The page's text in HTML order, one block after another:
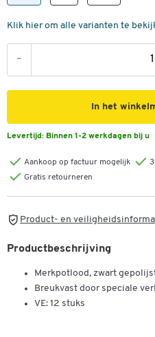
Klik hier om alle varianten te
-
In het
Levertijd: Binnen 1-2 werkdagen bij u
Aankoop op factuur mogelijk
Gratis retourneren
Product- en
Productbeschrijving
Merkpotlood, zwart
Breukvast door speciale
VE: 12 stuks